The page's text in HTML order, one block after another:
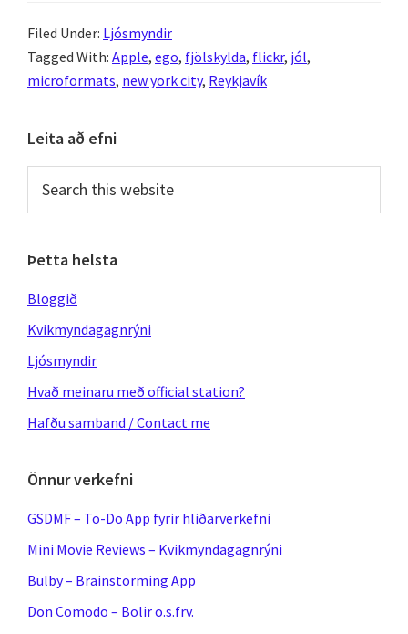
Filed Under: Ljósmyndir
Tagged With: Apple, ego, fjölskylda, flickr, jól,
microformats, new york city, Reykjavík
Primary
Sidebar
Leita að efni
this
Þetta helsta
Bloggið
Kvikmyndagagnrýni
Ljósmyndir
Hvað meinaru með official station?
Hafðu samband / Contact me
Önnur verkefni
GSDMF – To-Do App fyrir hliðarverkefni
Mini Movie Reviews – Kvikmyndagagnrýni
Bulby – Brainstorming App
Don Comodo – Bolir o.s.frv.